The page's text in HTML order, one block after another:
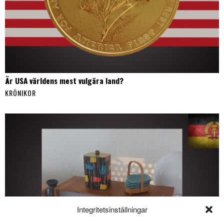
Integritetsinställningar
Är USA världens mest vulgära land?
KRÖNIKOR